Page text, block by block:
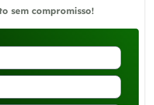
sem compromisso!